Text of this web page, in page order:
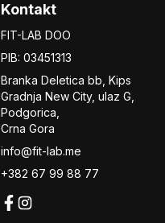
Kontakt
FIT-LAB DOO
PIB: 03451313
Branka Deletica bb, Kips
Gradnja New City, ulaz G,
Podgorica,
Crna Gora
info@fit-lab.me
+382 67 99 88 77